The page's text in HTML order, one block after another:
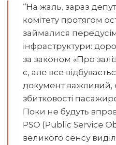
“На жаль, зараз
комітету протягом
займалися
інфраструктури:
за законом «Про
є, але все
документ важливий,
збитковості
Поки не будуть
PSO (Public Service
великого сенсу